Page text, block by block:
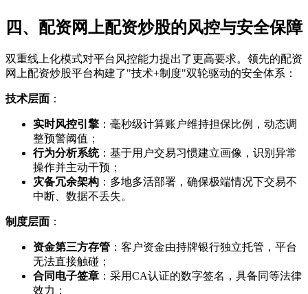
四、配资网上配资炒股的风控与安全保障
双重线上化模式对平台风控能力提出了更高要求。领先的配资
网上配资炒股平台构建了"技术+制度"双轮驱动的安全体系：
技术层面 ：
实时风控引擎 ：毫秒级计算账户维持担保比例，动态调
整预警阈值；
行为分析系统：基于用户交易习惯建立画像，识别异常
操作并主动干预；
灾备冗余架构 ：多地多活部署，确保极端情况下交易不
中断、数据不丢失。
制度层面 ：
资金第三方存管 ：客户资金由持牌银行独立托管，平台
无法直接触碰；
合同电子签章 ：采用CA认证的数字签名，具备同等法律
效力；